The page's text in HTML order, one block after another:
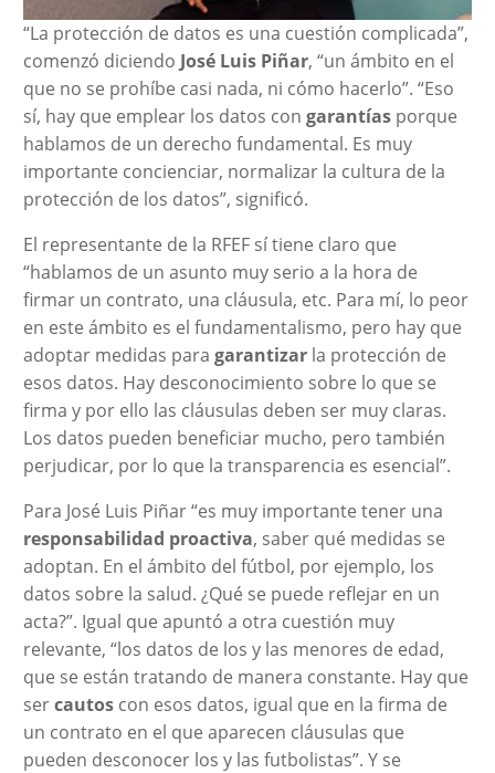
“La protección de datos es una cuestión complicada”,
comenzó diciendo José Luis Piñar, “un ámbito en el
que no se prohíbe casi nada, ni cómo hacerlo”. “Eso
sí, hay que emplear los datos con garantíasporque
hablamos de un derecho fundamental. Es muy
importante concienciar, normalizar la cultura de la
protección de los datos”, significó.
El representante de la RFEF sí tiene claro que
“hablamos de un asunto muy serio a la hora de
firmar un contrato, una cláusula, etc. Para mí, lo peor
en este ámbito es el fundamentalismo, pero hay que
adoptar medidas para garantizarla protección de
esos datos. Hay desconocimiento sobre lo que se
firma y por ello las cláusulas deben ser muy claras.
Los datos pueden beneficiar mucho, pero también
perjudicar, por lo que la transparencia es esencial”.
Para José Luis Piñar “es muy importante tener una
responsabilidad proactiva, saber qué medidas se
adoptan. En el ámbito del fútbol, por ejemplo, los
datos sobre la salud. ¿Qué se puede reflejar en un
acta?”. Igual que apuntó a otra cuestión muy
relevante, “los datos de los y las menores de edad,
que se están tratando de manera constante. Hay que
sercautoscon esos datos, igual que en la firma de
un contrato en el que aparecen cláusulas que
pueden desconocer los y las futbolistas”. Y se